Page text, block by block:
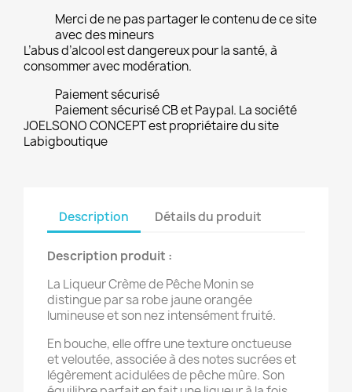
Merci de ne pas partager le contenu de ce site
avec des mineurs
L’abus d’alcool est dangereux pour la santé, à
consommer avec modération.
Paiement sécurisé
Paiement sécurisé CB et Paypal. La société
JOELSONO CONCEPT est propriétaire du site
Labigboutique
Description Détails du produit
Description produit :
La Liqueur Crème de Pêche Monin se
distingue par sa robe jaune orangée
lumineuse et son nez intensément fruité.
En bouche, elle offre une texture onctueuse
et veloutée, associée à des notes sucrées et
légèrement acidulées de pêche mûre. Son